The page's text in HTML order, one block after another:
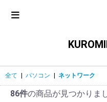
全て パソコン ネットワーク
86件の商品が見つかりま